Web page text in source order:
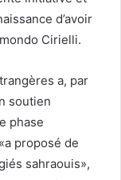
d’avoir
Cirielli.
a, par
soutien
phase
proposé de
sahraouis»,